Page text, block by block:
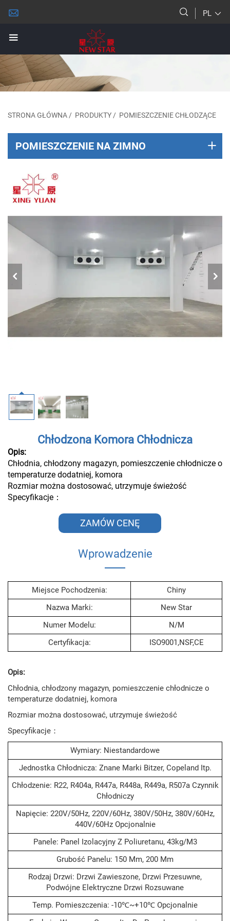
PL
STRONA GŁÓWNA/ PRODUKTY/ POMIESZCZENIE CHŁODZĄCE
POMIESZCZENIE NA ZIMNO
Chłodzona Komora Chłodnicza
Opis:
Chłodnia, chłodzony magazyn, pomieszczenie chłodnicze o
temperaturze dodatniej, komora
Rozmiar można dostosować, utrzymuje świeżość
Specyfikacje：
ZAMÓW CENĘ
Wprowadzenie
Miejsce Pochodzenia:
Chiny
Nazwa Marki:
New Star
Numer Modelu:
N/M
Certyfikacja:
ISO9001,NSF,CE
Opis:
Chłodnia, chłodzony magazyn, pomieszczenie chłodnicze o
temperaturze dodatniej, komora
Rozmiar można dostosować, utrzymuje świeżość
Specyfikacje：
Wymiary: Niestandardowe
Jednostka Chłodnicza: Znane Marki Bitzer, Copeland Itp.
Chłodzenie: R22, R404a, R447a, R448a, R449a, R507a Czynnik
Chłodniczy
Napięcie: 220V/50Hz, 220V/60Hz, 380V/50Hz, 380V/60Hz,
440V/60Hz Opcjonalnie
Panele: Panel Izolacyjny Z Poliuretanu, 43kg/m3
Grubość Panelu: 150 Mm, 200 Mm
Rodzaj Drzwi: Drzwi Zawieszone, Drzwi Przesuwne,
Podwójne Elektryczne Drzwi Rozsuwane
Temp. Pomieszczenia: -10℃~+10℃ Opcjonalnie